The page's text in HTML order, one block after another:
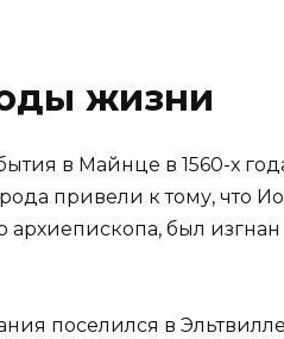
жизни
в Майнце в 1560-х
привели к тому, что
был изгнан
поселился в